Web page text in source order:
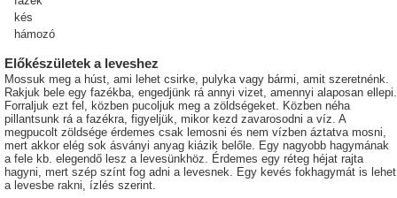
kés
hámozó
Előkészületek a leveshez
Mossuk meg a húst, ami lehet csirke, pulyka vagy bármi, amit szeretnénk.
Rakjuk bele egy fazékba, engedjünk rá annyi vizet, amennyi alaposan ellepi.
Forraljuk ezt fel, közben pucoljuk meg a zöldségeket. Közben néha
pillantsunk rá a fazékra, figyeljük, mikor kezd zavarosodni a víz. A
megpucolt zöldsége érdemes csak lemosni és nem vízben áztatva mosni,
mert akkor elég sok ásványi anyag kiázik belőle. Egy nagyobb hagymának
a fele kb. elegendő lesz a levesünkhöz. Érdemes egy réteg héjat rajta
hagyni, mert szép színt fog adni a levesnek. Egy kevés fokhagymát is lehet
a levesbe rakni, ízlés szerint.